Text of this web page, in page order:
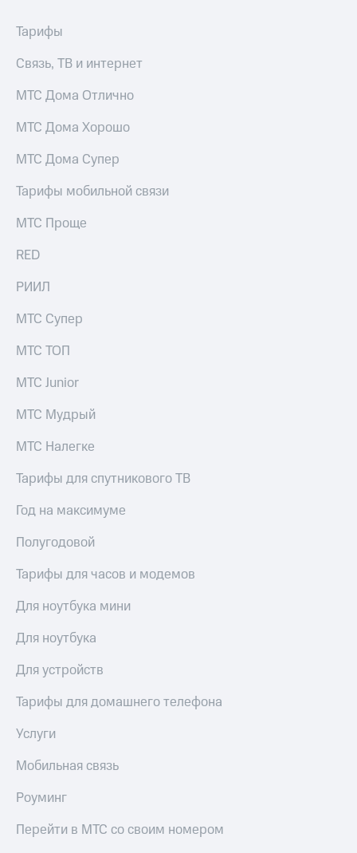
Тарифы
Связь, ТВ и интернет
МТС Дома Отлично
МТС Дома Хорошо
МТС Дома Супер
Тарифы мобильной связи
МТС Проще
RED
РИИЛ
МТС Супер
МТС ТОП
МТС Junior
МТС Мудрый
МТС Налегке
Тарифы для спутникового ТВ
Год на максимуме
Полугодовой
Тарифы для часов и модемов
Для ноутбука мини
Для ноутбука
Для устройств
Тарифы для домашнего телефона
Услуги
Мобильная связь
Роуминг
Перейти в МТС со своим номером